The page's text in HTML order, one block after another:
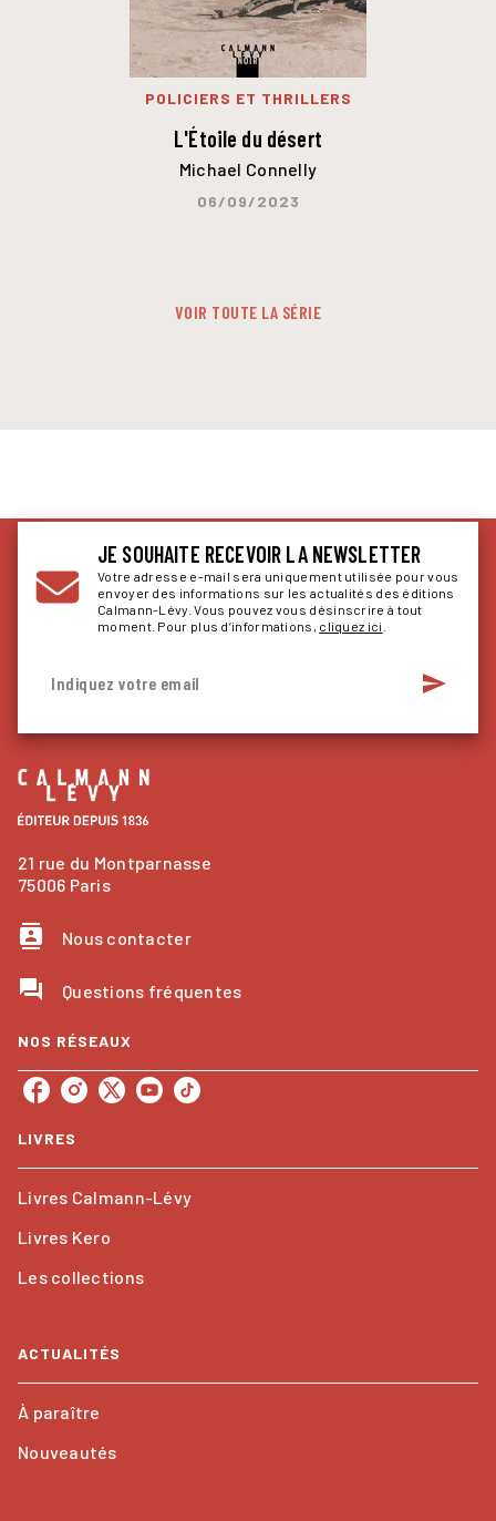
POLICIERS ET THRILLERS
L'Étoile du désert
Michael Connelly
06/09/2023
VOIR TOUTE LA SÉRIE
JE SOUHAITE RECEVOIR LA NEWSLETTER
Votre adresse e-mail sera uniquement utilisée pour vous
envoyer des informations sur les actualités des éditions
Calmann-Lévy. Vous pouvez vous désinscrire à tout
moment. Pour plus d’informations, cliquez ici
Indiquez votre email send
21 rue du Montparnasse
75006 Paris
contacts Nous contacter
question_answer Questions fréquentes
NOS RÉSEAUX
LIVRES
Livres Calmann-Lévy
Livres Kero
Les collections
ACTUALITÉS
À paraître
Nouveautés